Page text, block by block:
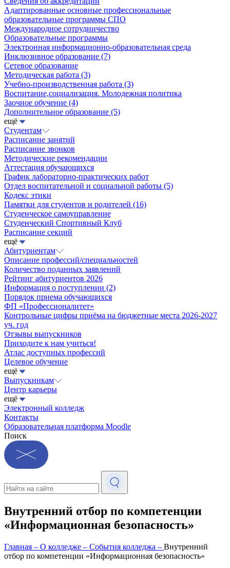
Адаптированные основные профессиональные
образовательные программы СПО
Международное сотрудничество
Образовательные программы
Электронная информационно-образовательная среда
Инклюзивное образование (7)
Сетевое образование
Методическая работа (3)
Учебно-производственная работа (3)
Воспитание,социализация. Молодежная политика
Заочное обучение (4)
Дополнительное образование (5)
ещё
Студентам
Расписание занятий
Расписание звонков
Методические рекомендации
Аттестация обучающихся
График лабораторно-практических работ
Отдел воспитательной и социальной работы (5)
Кодекс этики
Памятки для студентов и родителей (16)
Студенческое самоуправление
Студенческий Спортивный Клуб
Расписание секций
ещё
Абитуриентам
Описание профессий/специальностей
Количество поданных заявлений
Рейтинг абитуриентов 2026
Информация о поступлении (2)
Порядок приема обучающихся
ФП «Профессионалитет»
Контрольные цифры приёма на бюджетные места 2026-2027
уч. год
Отзывы выпускников
Приходите к нам учиться!
Атлас доступных профессий
Целевое обучение
ещё
Выпускникам
Центр карьеры
ещё
Электронный колледж
Контакты
Образовательная платформа Moodle
Поиск
Внутренний отбор по компетенции
«Информационная безопасность»
Главная – О колледже – События колледжа – Внутренний
отбор по компетенции «Информационная безопасность»